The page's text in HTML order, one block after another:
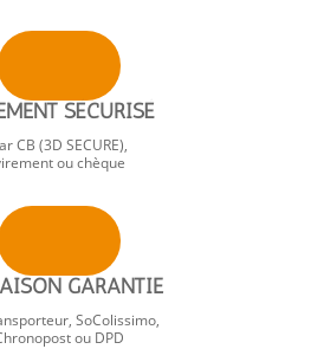
SÉCURISÉ
CB (3D SECURE),
ou chèque
GARANTIE
SoColissimo,
ou DPD